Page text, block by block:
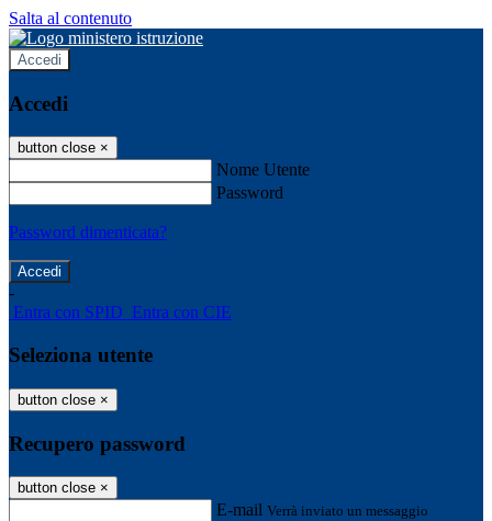
Salta al contenuto
Accedi
Accedi
button close ×
Nome Utente
Password
Password dimenticata?
-
Entra con SPID Entra con CIE
Seleziona utente
button close ×
Recupero password
button close ×
E-mail Verrà inviato un messaggio